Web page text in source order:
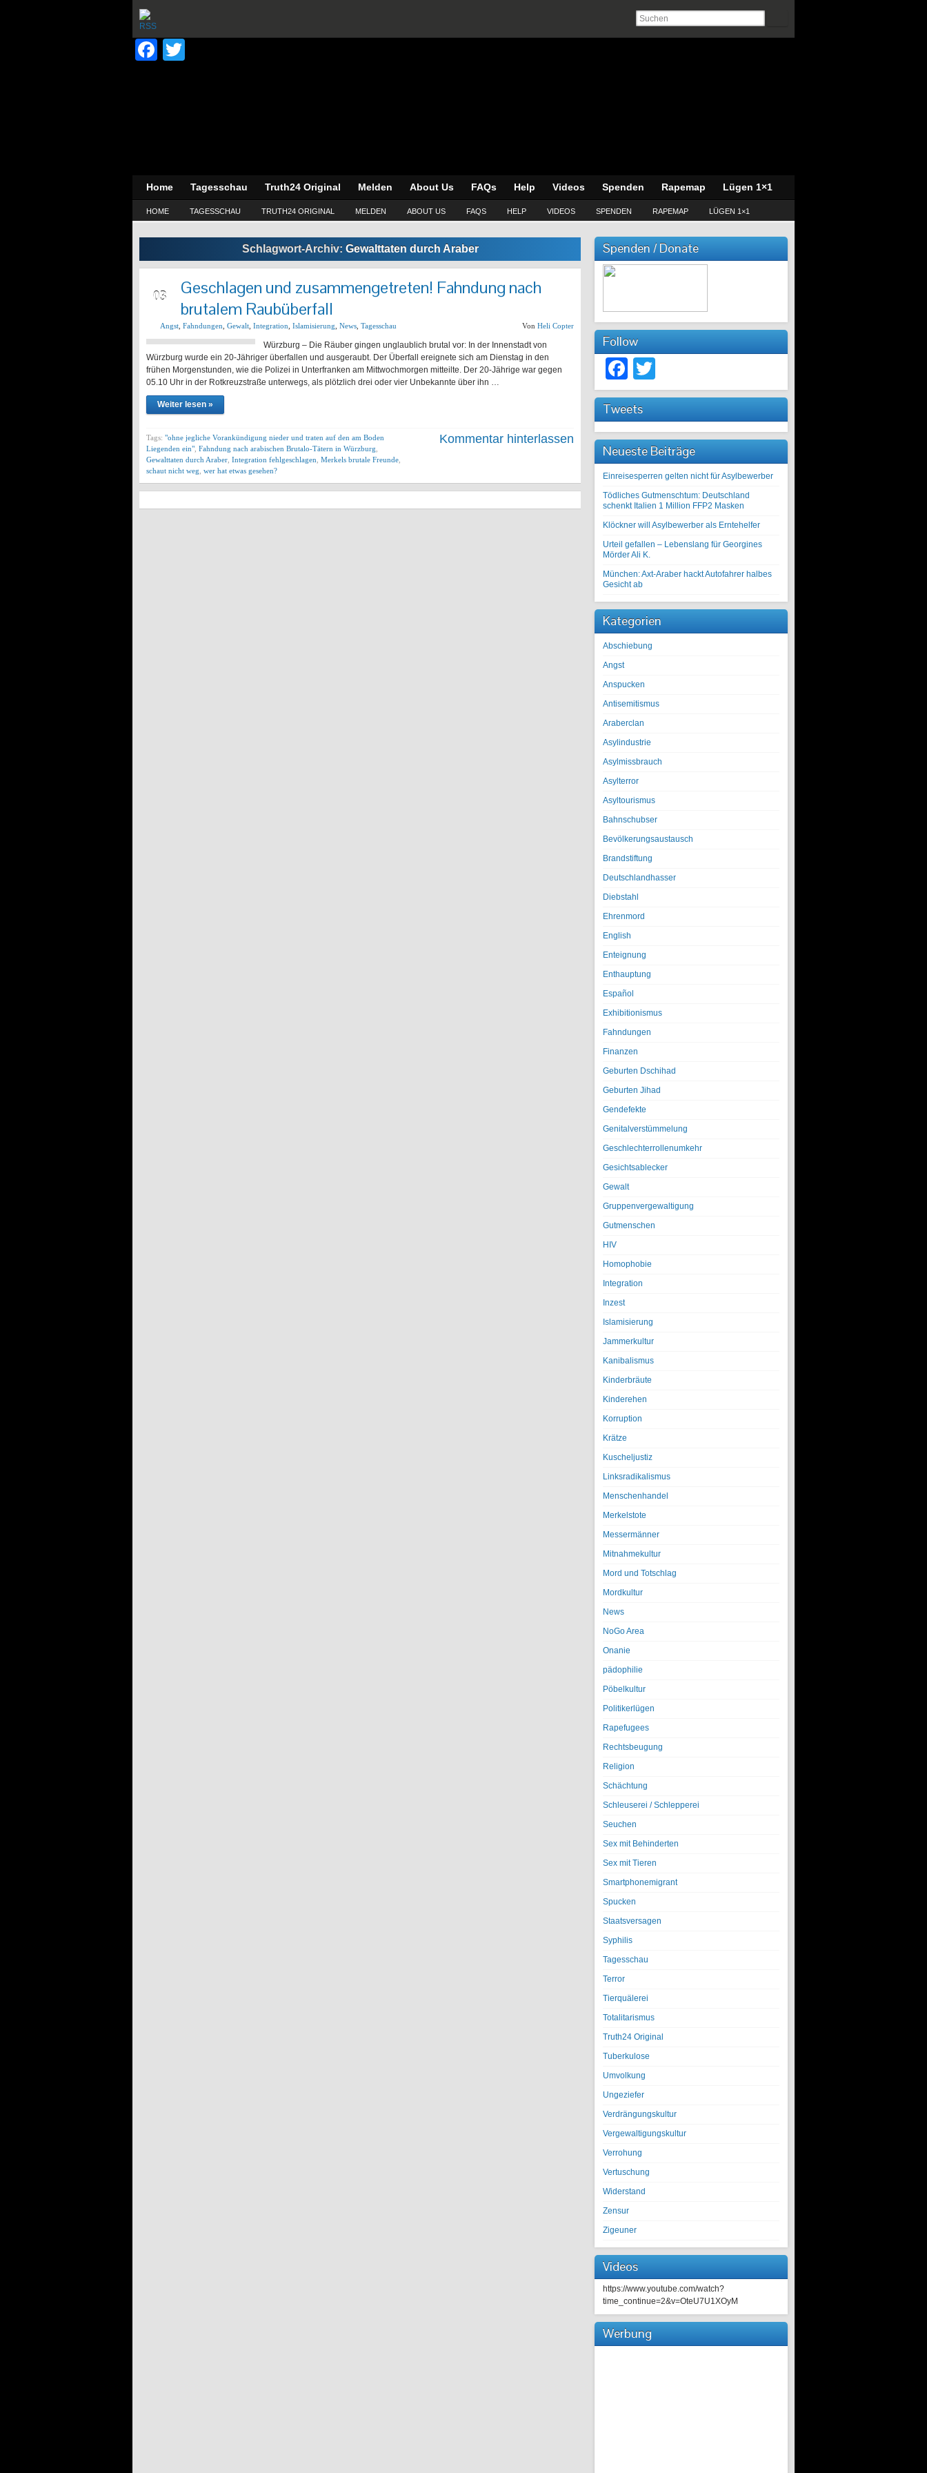
Facebook
Home Tagesschau Truth24 Original Melden About Us FAQs Help Videos Spenden Rapemap Lügen 1×1
HOME TAGESSCHAU TRUTH24 ORIGINAL MELDEN ABOUT US FAQS HELP VIDEOS SPENDEN RAPEMAP LÜGEN 1×1
Schlagwort-Archiv: Gewalttaten durch Araber
03
Geschlagen und zusammengetreten! Fahndung nach
brutalem Raubüberfall
Angst Fahndungen Gewalt Integration Islamisierung News Tagesschau Von Heli Copter
Würzburg – Die Räuber gingen unglaublich brutal vor: In der Innenstadt von
Würzburg wurde ein 20-Jähriger überfallen und ausgeraubt. Der Überfall ereignete sich am Dienstag in den
frühen Morgenstunden, wie die Polizei in Unterfranken am Mittwochmorgen mitteilte. Der 20-Jährige war gegen
05.10 Uhr in der Rotkreuzstraße unterwegs, als plötzlich drei oder vier Unbekannte über ihn …
Weiter lesen »
Tags: "ohne jegliche Vorankündigung nieder und traten auf den am Boden
Liegenden ein" Fahndung nach arabischen Brutalo-Tätern in Würzburg
Gewalttaten durch Araber Integration fehlgeschlagen Merkels brutale Freunde
schaut nicht weg wer hat etwas gesehen?
Kommentar hinterlassen
Spenden / Donate
Follow
Facebook
Tweets
Neueste Beiträge
Einreisesperren gelten nicht für Asylbewerber
Tödliches Gutmenschtum: Deutschland
schenkt Italien 1 Million FFP2 Masken
Klöckner will Asylbewerber als Erntehelfer
Urteil gefallen – Lebenslang für Georgines
Mörder Ali K.
München: Axt-Araber hackt Autofahrer halbes
Gesicht ab
Kategorien
Abschiebung
Angst
Anspucken
Antisemitismus
Araberclan
Asylindustrie
Asylmissbrauch
Asylterror
Asyltourismus
Bahnschubser
Bevölkerungsaustausch
Brandstiftung
Deutschlandhasser
Diebstahl
Ehrenmord
English
Enteignung
Enthauptung
Español
Exhibitionismus
Fahndungen
Finanzen
Geburten Dschihad
Geburten Jihad
Gendefekte
Genitalverstümmelung
Geschlechterrollenumkehr
Gesichtsablecker
Gewalt
Gruppenvergewaltigung
Gutmenschen
HIV
Homophobie
Integration
Inzest
Islamisierung
Jammerkultur
Kanibalismus
Kinderbräute
Kinderehen
Korruption
Krätze
Kuscheljustiz
Linksradikalismus
Menschenhandel
Merkelstote
Messermänner
Mitnahmekultur
Mord und Totschlag
Mordkultur
News
NoGo Area
Onanie
pädophilie
Pöbelkultur
Politikerlügen
Rapefugees
Rechtsbeugung
Religion
Schächtung
Schleuserei / Schlepperei
Seuchen
Sex mit Behinderten
Sex mit Tieren
Smartphonemigrant
Spucken
Staatsversagen
Syphilis
Tagesschau
Terror
Tierquälerei
Totalitarismus
Truth24 Original
Tuberkulose
Umvolkung
Ungeziefer
Verdrängungskultur
Vergewaltigungskultur
Verrohung
Vertuschung
Widerstand
Zensur
Zigeuner
Videos
https://www.youtube.com/watch?
time_continue=2&v=OteU7U1XOyM
Werbung